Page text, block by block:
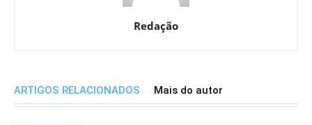
Redação
ARTIGOS RELACIONADOS Mais do autor